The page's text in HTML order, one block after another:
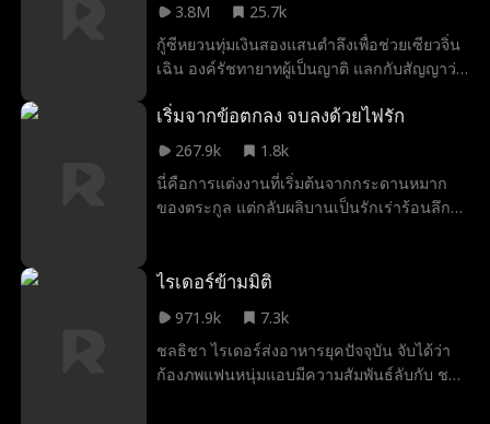
ใบนี้ได้ ฉันจะอุปถัมภ์เธอด้วย ค่าเล่าเรียน ค่า
ใช้จ่าย… ฉันดูแลทั้งหมด” ฝั่งหนึ่งคือศักดิ์ศรีที่ไม่
ยอมก้มหัวให้เงิน อีกฝั่งคือความจริงที่ต้องยอม
จึงเปิดออกต่อหน้าพวกเธอสองคน
3.8M
25.7k
กู้ซีหยวนทุ่มเงินสองแสนตำลึงเพื่อช่วยเซียวจิ่น
เฉิน องค์รัชทายาทผู้เป็นญาติ แลกกับสัญญาว่า
เขากลับมาพร้อมความสำเร็จ กลับร่วมมือกับพ่อ
ของเธอ แย่งตำแหน่งและเกียรติยศทั้งหมดไป
มอบให้น้องสาวต่างมารดา เมื่อถูกคนรักและ
ครอบครัวหักหลัง กู้ซีหยวนจึงตาสว่าง นางขน
สมบัติออกจากจวน เตะชายชั่ว ช่วยแม่หย่าร้าง
เอาคืนทุกคนที่ทำร้ายนางให้ต้องเสียใจจนวัน
ตาย!
เริ่มจากข้อตกลง จบลงด้วยไฟรัก
267.9k
1.8k
นี่คือการแต่งงานที่เริ่มต้นจากกระดานหมาก
ของตระกูล แต่กลับผลิบานเป็นรักเร่าร้อนลึกถึง
กุหลาบงามที่มีหนาม ได้พบกับสิรภพ รัฐมนตรี
โชคชะตาก็ผลักดันทั้งสองเข้าสู่ “การนัดดูตัว”
ที่ดูเหมือนเป็นเพียงการคลุมถุงชนทางการเมือง
เธอคือกุหลาบมีหนาม บนศาลว่าความเธอ
ไรเดอร์ข้ามมิติ
971.9k
7.3k
ชลธิชา ไรเดอร์ส่งอาหารยุคปัจจุบัน จับได้ว่า
ก้องภพแฟนหนุ่มแอบมีความสัมพันธ์ลับกับ ชล